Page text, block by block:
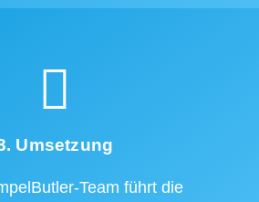
Umsetzung
Team führt die